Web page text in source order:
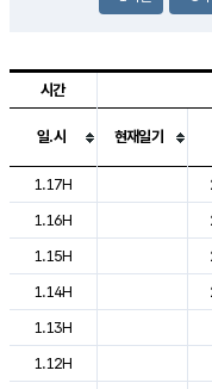
도시별 기상실황표로 지점
시간
일.시 현재일기
1.17H
1.16H
1.15H
1.14H
1.13H
1.12H